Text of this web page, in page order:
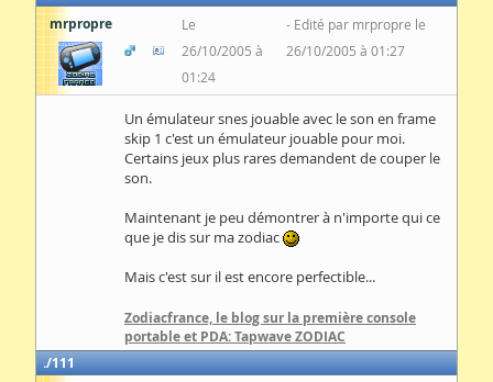
mrpropre
Le
26/10/2005 à
01:24
Edité par mrpropre le
26/10/2005 à 01:27
Un émulateur snes jouable avec le son en frame
skip 1 c'est un émulateur jouable pour moi.
Certains jeux plus rares demandent de couper le
son.
Maintenant je peu démontrer à n'importe qui ce
que je dis sur ma zodiac
Mais c'est sur il est encore perfectible...
Zodiacfrance, le blog sur la première console
portable et PDA: Tapwave ZODIAC
111